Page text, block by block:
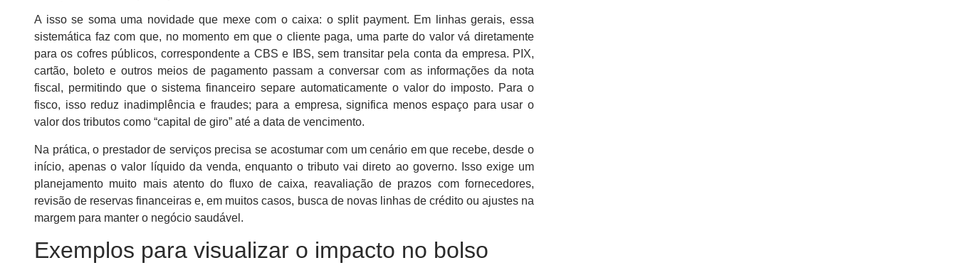
A isso se soma uma novidade que mexe com o caixa: o split payment. Em linhas gerais, essa
sistemática faz com que, no momento em que o cliente paga, uma parte do valor vá diretamente
para os cofres públicos, correspondente a CBS e IBS, sem transitar pela conta da empresa. PIX,
cartão, boleto e outros meios de pagamento passam a conversar com as informações da nota
fiscal, permitindo que o sistema financeiro separe automaticamente o valor do imposto. Para o
fisco, isso reduz inadimplência e fraudes; para a empresa, significa menos espaço para usar o
valor dos tributos como “capital de giro” até a data de vencimento.
Na prática, o prestador de serviços precisa se acostumar com um cenário em que recebe, desde o
início, apenas o valor líquido da venda, enquanto o tributo vai direto ao governo. Isso exige um
planejamento muito mais atento do fluxo de caixa, reavaliação de prazos com fornecedores,
revisão de reservas financeiras e, em muitos casos, busca de novas linhas de crédito ou ajustes na
margem para manter o negócio saudável.
Exemplos para visualizar o impacto no bolso